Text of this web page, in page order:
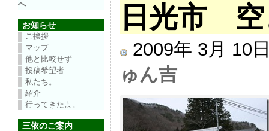
お知らせ
ご挨拶
マップ
他と比較せず
投稿希望者
私たち。
紹介
行ってきたよ。
三依のご案内
日光市 空
2009年 3月 10
ゅん吉